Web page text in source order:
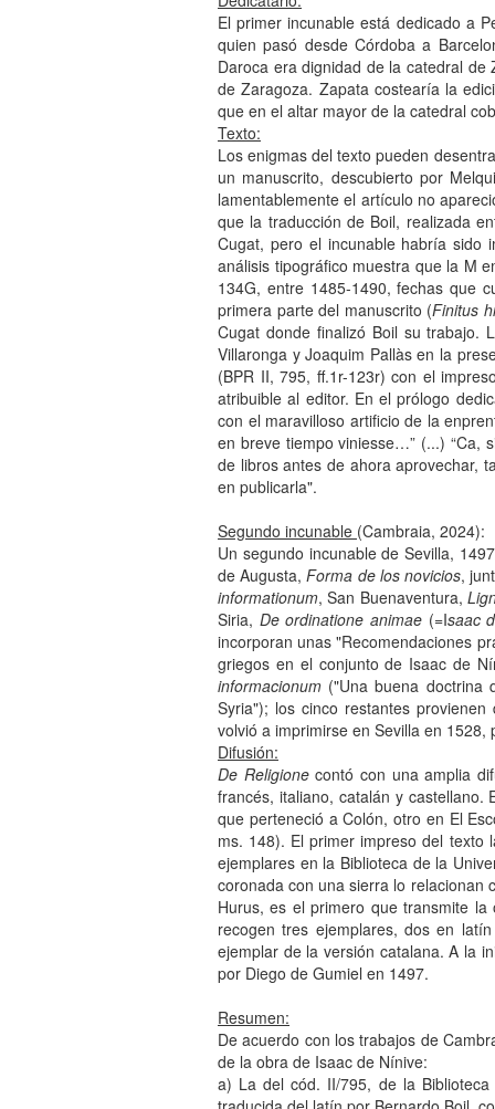
El primer incunable está dedicado a
quien pasó desde Córdoba a
Daroca era dignidad de la catedral
de Zaragoza. Zapata costearía la
que en el altar mayor de la catedral
Texto:
Los enigmas del texto pueden
un manuscrito, descubierto por
lamentablemente el artículo no
que la traducción de Boil, realizada
Cugat, pero el incunable habría sido
análisis tipográfico muestra que la M
134G, entre 1485-1490, fechas que
primera parte del manuscrito (Finitus
Cugat donde finalizó Boil su trabajo.
Villaronga y Joaquim Pallàs en la
(BPR II, 795, ff.1r-123r) con el
atribuible al editor. En el prólogo
con el maravilloso artificio de la
en breve tiempo viniesse…” (...) “Ca,
de libros antes de ahora aprovechar,
en publicarla".
Segundo incunable (Cambraia, 2024):
Un segundo incunable de Sevilla,
de Augusta, Forma de los novicios,
informationum, San Buenaventura,
Siria, De ordinatione animae (=Isaac
incorporan unas "Recomendaciones
griegos en el conjunto de Isaac de
informacionum ("Una buena doctrina
Syria"); los cinco restantes
volvió a imprimirse en Sevilla en
Difusión:
De Religionecontó con una amplia
francés, italiano, catalán y
que perteneció a Colón, otro en El
ms. 148). El primer impreso del texto
ejemplares en la Biblioteca de la
coronada con una sierra lo relacionan
Hurus, es el primero que transmite la
recogen tres ejemplares, dos en
ejemplar de la versión catalana. A la
por Diego de Gumiel en 1497.
Resumen:
De acuerdo con los trabajos de
de la obra de Isaac de Nínive:
a) La del cód. II/795, de la